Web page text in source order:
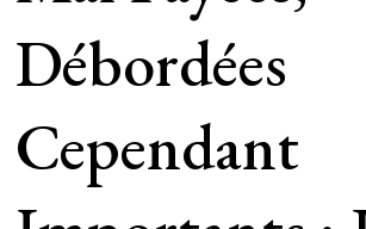
Débordées
Cependant